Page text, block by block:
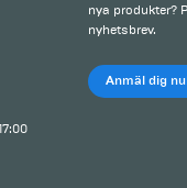
nya produkter?
nyhetsbrev.
Anmäl dig